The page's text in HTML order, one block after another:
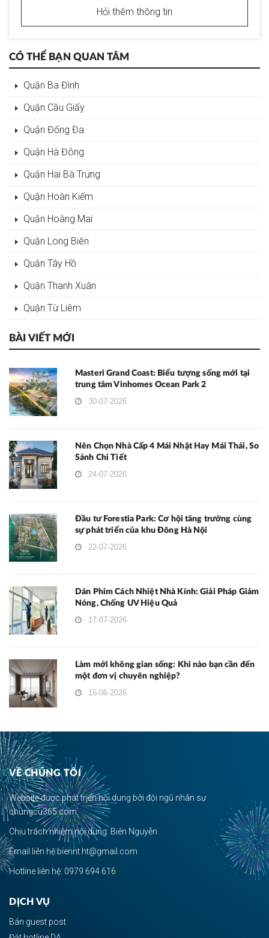
Hỏi thêm thông tin
CÓ THỂ BẠN QUAN TÂM
Quận Ba Đình
Quận Cầu Giấy
Quận Đống Đa
Quận Hà Đông
Quận Hai Bà Trưng
Quận Hoàn Kiếm
Quận Hoàng Mai
Quận Long Biên
Quận Tây Hồ
Quận Thanh Xuân
Quận Từ Liêm
BÀI VIẾT MỚI
Masteri Grand Coast: Biểu tượng sống mới tại
trung tâm Vinhomes Ocean Park 2
30-07-2026
Nên Chọn Nhà Cấp 4 Mái Nhật Hay Mái Thái, So
Sánh Chi Tiết
24-07-2026
Đầu tư Forestia Park: Cơ hội tăng trưởng cùng
sự phát triển của khu Đông Hà Nội
22-07-2026
Dán Phim Cách Nhiệt Nhà Kính: Giải Pháp Giảm
Nóng, Chống UV Hiệu Quả
17-07-2026
Làm mới không gian sống: Khi nào bạn cần đến
một đơn vị chuyên nghiệp?
16-06-2026
VỀ CHÚNG TÔI
Website được phát triển nội dung bởi đội ngũ nhân sự
chungcu365.com.
Chịu trách nhiệm nội dung: Biên Nguyễn
Email liên hệ:biennt.ht@gmail.com
Hotline liên hệ: 0979 694 616
DỊCH VỤ
Bán guest post